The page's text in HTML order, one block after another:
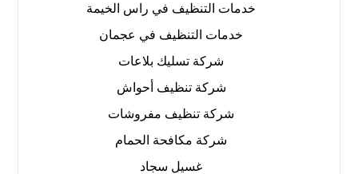
خدمات التنظيف في راس الخيمة
خدمات التنظيف في عجمان
شركة تسليك بلاعات
شركة تنظيف أحواش
شركة تنظيف مفروشات
شركة مكافحة الحمام
غسيل سجاد